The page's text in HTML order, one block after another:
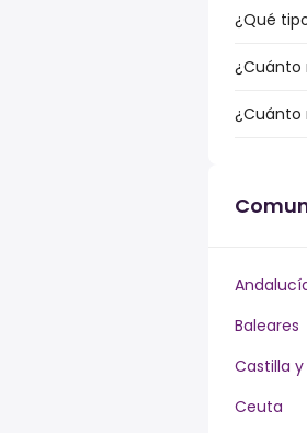
¿Qué
¿Cuánto
¿Cuánto
Baleares
Castilla y
Ceuta